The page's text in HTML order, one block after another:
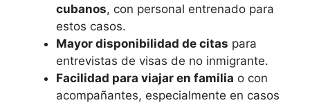
cubanos, con personal entrenado para
estos casos.
Mayor disponibilidad de citas para
entrevistas de visas de no inmigrante.
Facilidad para viajar en familia o con
acompañantes, especialmente en casos